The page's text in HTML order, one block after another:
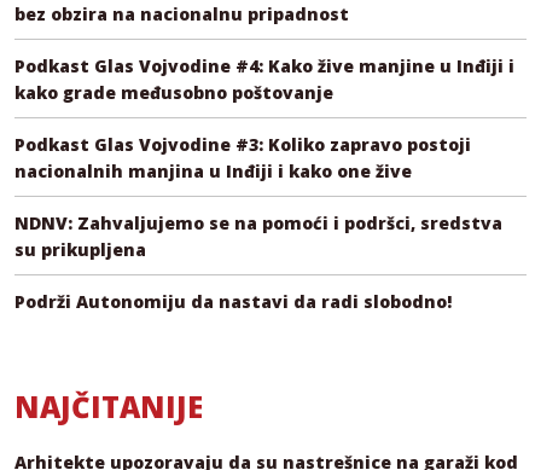
bez obzira na nacionalnu pripadnost
Podkast Glas Vojvodine #4: Kako žive manjine u Inđiji i
kako grade međusobno poštovanje
Podkast Glas Vojvodine #3: Koliko zapravo postoji
nacionalnih manjina u Inđiji i kako one žive
NDNV: Zahvaljujemo se na pomoći i podršci, sredstva
su prikupljena
Podrži Autonomiju da nastavi da radi slobodno!
NAJČITANIJE
Arhitekte upozoravaju da su nastrešnice na garaži kod